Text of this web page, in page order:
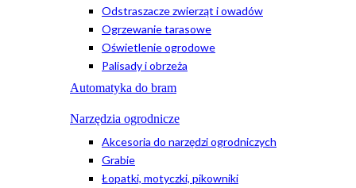
Odstraszacze zwierząt i owadów
Ogrzewanie tarasowe
Oświetlenie ogrodowe
Palisady i obrzeża
Automatyka do bram
Narzędzia ogrodnicze
Akcesoria do narzędzi ogrodniczych
Grabie
Łopatki, motyczki, pikowniki